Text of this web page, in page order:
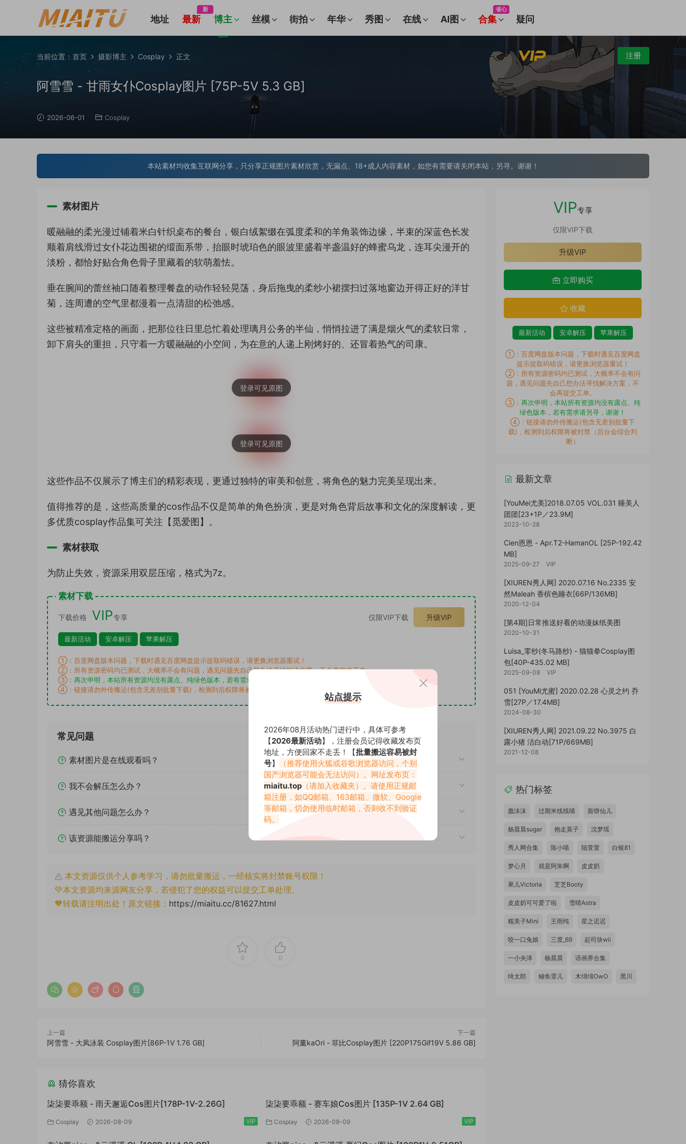
地址 最新
新
博主 丝模 街拍 年华 秀图 在线 AI图 合集
省心
疑问
登录 注册
当前位置： 首页 摄影博主 Cosplay 正文
阿雪雪 - 甘雨女仆Cosplay图片 [75P-5V 5.3 GB]
2026-06-01 Cosplay
本站素材均收集互联网分享，只分享正规图片素材欣赏，无漏点、18+成人内容素材，如您有需要请关闭本站，另寻。谢谢！
素材图片
暖融融的柔光漫过铺着米白针织桌布的餐台，银白绒絮缀在弧度柔和的羊角装饰边缘，半束的深蓝色长发
顺着肩线滑过女仆花边围裙的缎面系带，抬眼时琥珀色的眼波里盛着半盏温好的蜂蜜乌龙，连耳尖漫开的
淡粉，都恰好贴合角色骨子里藏着的软萌羞怯。
垂在腕间的蕾丝袖口随着整理餐盘的动作轻轻晃荡，身后拖曳的柔纱小裙摆扫过落地窗边开得正好的洋甘
菊，连周遭的空气里都漫着一点清甜的松弛感。
这些被精准定格的画面，把那位往日里总忙着处理璃月公务的半仙，悄悄拉进了满是烟火气的柔软日常，
卸下肩头的重担，只守着一方暖融融的小空间，为在意的人递上刚烤好的、还冒着热气的司康。
这些作品不仅展示了博主们的精彩表现，更通过独特的审美和创意，将角色的魅力完美呈现出来。
值得推荐的是，这些高质量的cos作品不仅是简单的角色扮演，更是对角色背后故事和文化的深度解读，更
多优质cosplay作品集可关注【觅爱图】。
素材获取
为防止失效，资源采用双层压缩，格式为7z。
素材下载
下载价格 VIP专享 仅限VIP下载 升级VIP
最新活动 安卓解压 苹果解压
①：百度网盘版本问题，下载时遇见百度网盘提示提取码错误，请更换浏览器重试！
②：所有资源密码均已测试，大概率不会有问题，遇见问题先自己想办法寻找解决方案，不会再提交工单。
③： 再次申明，本站所有资源均没有露点、纯绿色版本，若有需求请另寻，谢谢！
④：链接请勿外传搬运(包含无差别批量下载)，检测到后权限将被封禁（后台会综合判断）
常见问题
素材图片是在线观看吗？
我不会解压怎么办？
遇见其他问题怎么办？
该资源能搬运分享吗？
本文资源仅供个人参考学习，请勿批量搬运，一经核实将封禁账号权限！
💚本文资源均来源网友分享，若侵犯了您的权益可以提交工单处理。
🧡转载请注明出处！原文链接： https://miaitu.cc/81627.html
0 0
上一篇
阿雪雪 - 大凤泳装 Cosplay图片[86P-1V 1.76 GB]
下一篇
阿薰kaOri - 菲比Cosplay图片 [220P175Gif19V 5.86 GB]
猜你喜欢
柒柒要乖额 - 雨天邂逅Cos图片[178P-1V-2.26G]
Cosplay 2026-08-09 VIP
柒柒要乖额 - 赛车娘Cos图片 [135P-1V 2.64 GB]
Cosplay 2026-08-09 VIP
VIP专享
仅限VIP下载
升级VIP
立即购买
收藏
最新活动 安卓解压 苹果解压
①：百度网盘版本问题，下载时遇见百度网盘
提示提取码错误，请更换浏览器重试！
②：所有资源密码均已测试，大概率不会有问
题，遇见问题先自己想办法寻找解决方案，不
会再提交工单。
③： 再次申明，本站所有资源均没有露点、纯
绿色版本，若有需求请另寻，谢谢！
④：链接请勿外传搬运(包含无差别批量下
载)，检测到后权限将被封禁（后台会综合判
断）
最新文章
[YouMei尤美]2018.07.05 VOL.031 睡美人
团团[23+1P／23.9M]
2023-10-28
Cien恩恩 - Apr.T2-HamanOL [25P-192.42
MB]
2025-09-27 VIP
[XIUREN秀人网] 2020.07.16 No.2335 安
然Maleah 香槟色睡衣[66P/136MB]
2020-12-04
[第4期]日常推送好看的动漫妹纸美图
2020-10-31
Luisa_零纱(冬马路纱) - 猫猫拳Cosplay图
包[40P-435.02 MB]
2025-09-08 VIP
051 [YouMi尤蜜] 2020.02.28 心灵之约 乔
雪[27P／17.4MB]
2024-08-30
[XIUREN秀人网] 2021.09.22 No.3975 白
露小猪 洁白动[71P/669MB]
2021-12-08
热门标签
蠢沫沫 过期米线线喵 面饼仙儿
杨晨晨sugar 抱走莫子 沈梦瑶
秀人网合集 陈小喵 陆萱萱 白银81
梦心月 就是阿朱啊 皮皮奶
果儿Victoria 芝芝Booty
皮皮奶可可爱了啦 雪晴Astra
糯美子Mini 王雨纯 星之迟迟
咬一口兔娘 三度_69 起司块wii
一小央泽 杨晨晨 语画界合集
绮太郎 鳗鱼霏儿 木绵绵OwO 黑川
站点提示
2026年08月活动热门进行中，具体可参考
【2026最新活动】，注册会员记得收藏发布页
地址，方便回家不走丢！【批量搬运容易被封
号】
（推荐使用火狐或谷歌浏览器访问，个别
国产浏览器可能会无法访问）。网址发布页：
miaitu.top （请加入收藏夹）。请使用正规邮
箱注册，如QQ邮箱、163邮箱、微软、Google
等邮箱，切勿使用临时邮箱，否则收不到验证
码。